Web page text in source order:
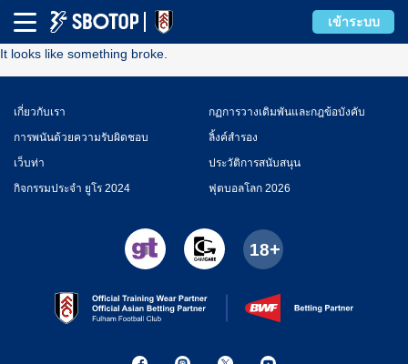
เข้าระบบ
Error
It looks like something broke.
เกี่ยวกับเรา
กฏการวางเดิมพันและกฎข้อบังคับ
การพนันด้วยความรับผิดชอบ
ลิ้งค์สำรอง
เว็บท่า
ประวัติการสนับสนุน
กิจกรรมประจำ ยูโร 2024
ฟุตบอลโลก 2026